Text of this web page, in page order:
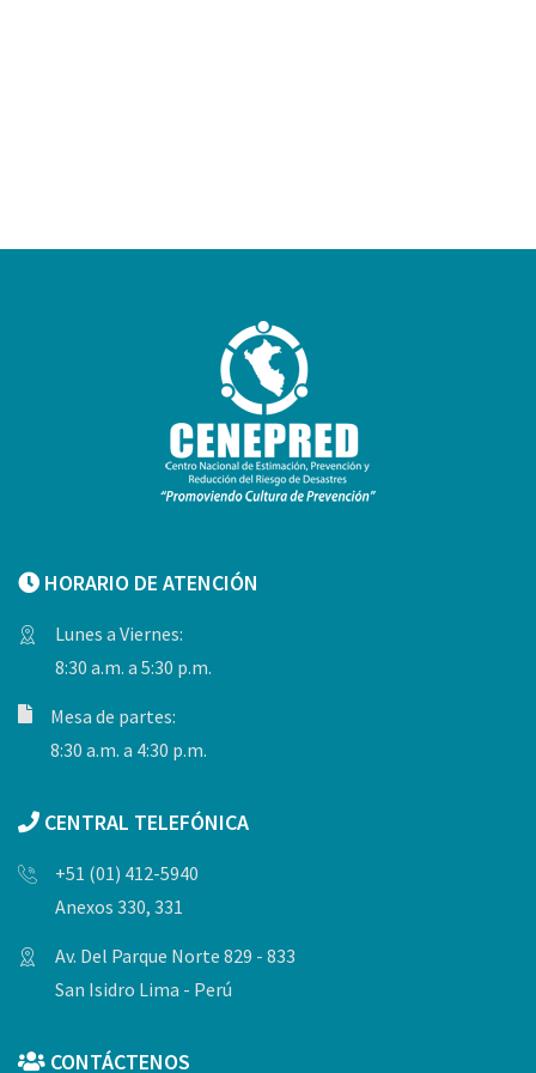
HORARIO DE ATENCIÓN
Lunes a Viernes:
8:30 a.m. a 5:30 p.m.
Mesa de partes:
8:30 a.m. a 4:30 p.m.
CENTRAL TELEFÓNICA
+51 (01) 412-5940
Anexos 330, 331
Av. Del Parque Norte 829 - 833
San Isidro Lima - Perú
CONTÁCTENOS